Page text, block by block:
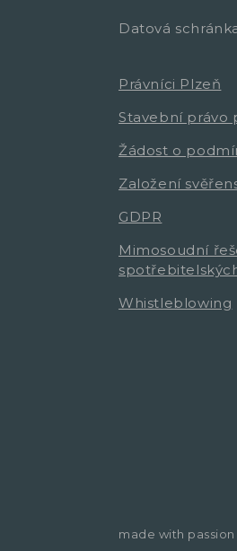
Datová
Právníci Plzeň
Stavební právo
Žádost o
Založení
GDPR
Mimosoudní
Whistleblowing
made with